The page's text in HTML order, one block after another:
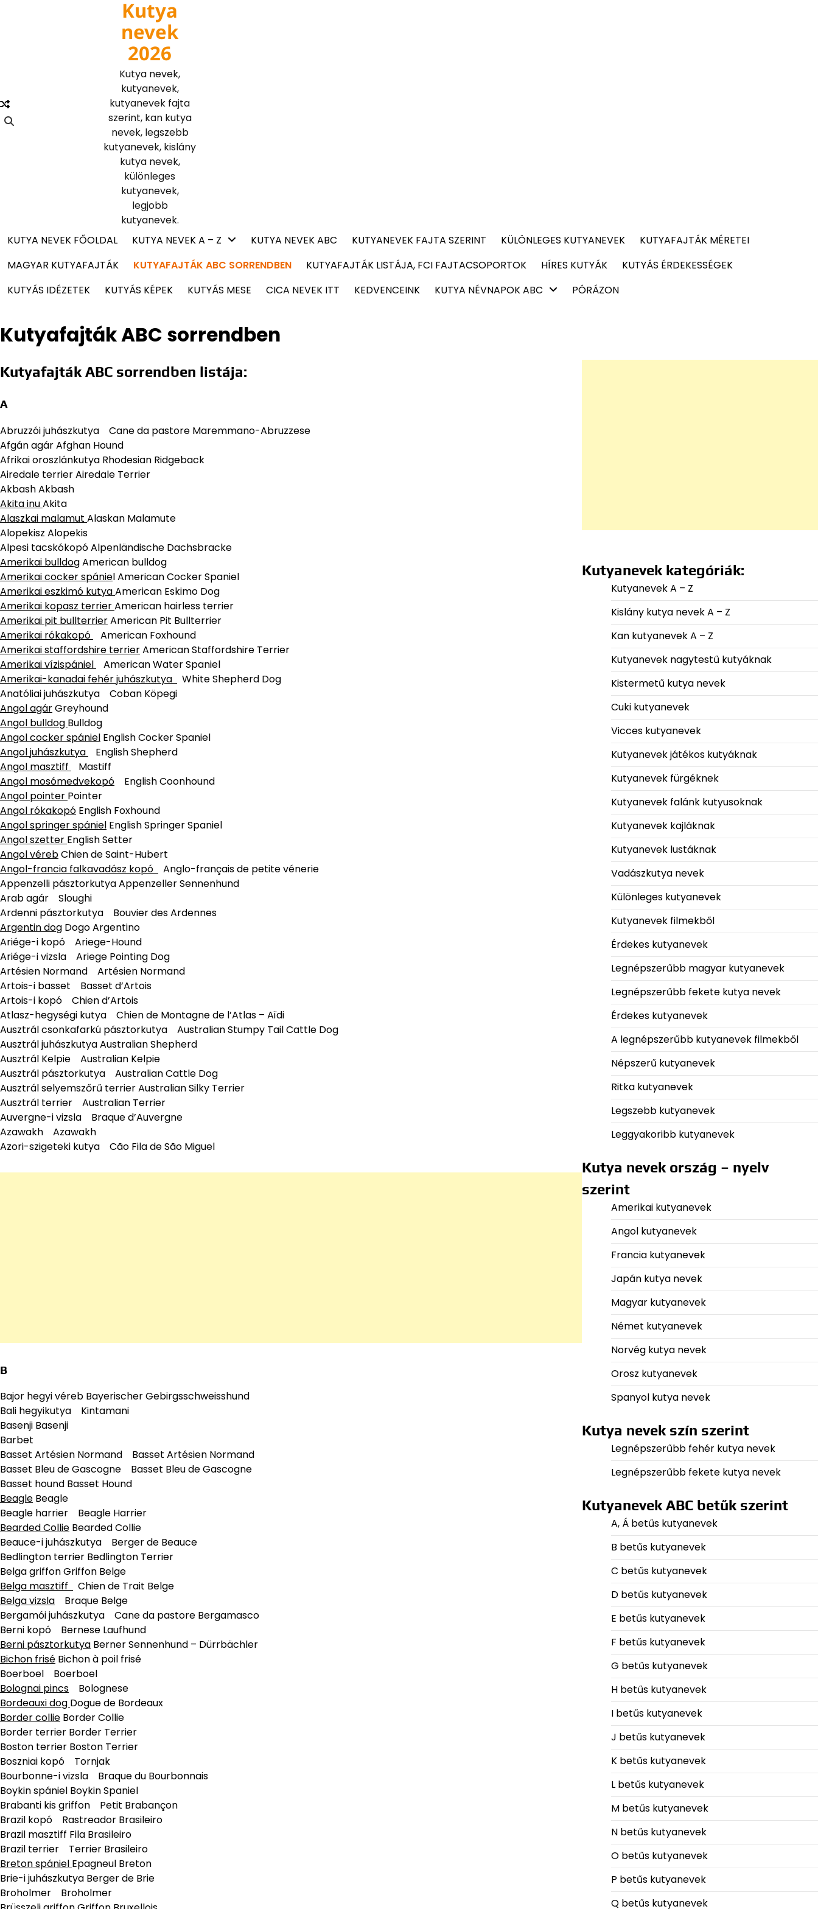
Kutya
nevek
2026
Kutya nevek,
kutyanevek,
kutyanevek fajta
szerint, kan kutya
nevek, legszebb
kutyanevek, kislány
kutya nevek,
különleges
kutyanevek,
legjobb
kutyanevek.
KUTYA NEVEK FŐOLDAL
KUTYA NEVEK A – Z KUTYA NEVEK ABC KUTYANEVEK FAJTA SZERINT KÜLÖNLEGES KUTYANEVEK
KUTYAFAJTÁK MÉRETEI
MAGYAR KUTYAFAJTÁK
KUTYAFAJTÁK ABC SORRENDBEN KUTYAFAJTÁK LISTÁJA, FCI FAJTACSOPORTOK HÍRES KUTYÁK
KUTYÁS ÉRDEKESSÉGEK
KUTYÁS IDÉZETEK
KUTYÁS KÉPEK KUTYÁS MESE CICA NEVEK ITT KEDVENCEINK KUTYA NÉVNAPOK ABC PÓRÁZON
Kutyafajták ABC sorrendben
Kutyafajták ABC sorrendben listája:
A
Abruzzói juhászkutya Cane da pastore Maremmano-Abruzzese
Afgán agár Afghan Hound
Afrikai oroszlánkutya Rhodesian Ridgeback
Airedale terrier Airedale Terrier
Akbash Akbash
Akita inuAkita
Alaszkai malamut Alaskan Malamute
Alopekisz Alopekis
Alpesi tacskókopó Alpenländische Dachsbracke
Amerikai bulldogAmerican bulldog
Amerikai cocker spániel American Cocker Spaniel
Amerikai eszkimó kutyaAmerican Eskimo Dog
Amerikai kopasz terrierAmerican hairless terrier
Amerikai pit bullterrierAmerican Pit Bullterrier
Amerikai rókakopó
American Foxhound
Amerikai staffordshire terrierAmerican Staffordshire Terrier
Amerikai vízispániel
American Water Spaniel
Amerikai-kanadai fehér juhászkutya
White Shepherd Dog
Anatóliai juhászkutya Coban Köpegi
Angol agárGreyhound
Angol bulldog Bulldog
Angol cocker spániel English Cocker Spaniel
Angol juhászkutya
English Shepherd
Angol masztiff
Mastiff
Angol mosómedvekopó English Coonhound
Angol pointer Pointer
Angol rókakopó English Foxhound
Angol springer spániel English Springer Spaniel
Angol szetter English Setter
Angol vérebChien de Saint-Hubert
Angol-francia falkavadász kopó
Anglo-français de petite vénerie
Appenzelli pásztorkutya Appenzeller Sennenhund
Arab agár Sloughi
Ardenni pásztorkutya Bouvier des Ardennes
Argentin dog Dogo Argentino
Ariége-i kopó Ariege-Hound
Ariége-i vizsla Ariege Pointing Dog
Artésien Normand Artésien Normand
Artois-i basset Basset d’Artois
Artois-i kopó Chien d’Artois
Atlasz-hegységi kutya Chien de Montagne de l’Atlas – Aïdi
Ausztrál csonkafarkú pásztorkutya Australian Stumpy Tail Cattle Dog
Ausztrál juhászkutya Australian Shepherd
Ausztrál Kelpie Australian Kelpie
Ausztrál pásztorkutya Australian Cattle Dog
Ausztrál selyemszőrű terrier Australian Silky Terrier
Ausztrál terrier Australian Terrier
Auvergne-i vizsla Braque d’Auvergne
Azawakh Azawakh
Azori-szigeteki kutya Cão Fila de São Miguel
B
Bajor hegyi véreb Bayerischer Gebirgsschweisshund
Bali hegyikutya Kintamani
Basenji Basenji
Barbet
Basset Artésien Normand Basset Artésien Normand
Basset Bleu de Gascogne Basset Bleu de Gascogne
Basset hound Basset Hound
Beagle Beagle
Beagle harrier Beagle Harrier
Bearded Collie Bearded Collie
Beauce-i juhászkutya Berger de Beauce
Bedlington terrier Bedlington Terrier
Belga griffon Griffon Belge
Belga masztiff
Chien de Trait Belge
Belga vizsla Braque Belge
Bergamói juhászkutya Cane da pastore Bergamasco
Berni kopó Bernese Laufhund
Berni pásztorkutya Berner Sennenhund – Dürrbächler
Bichon frisé Bichon à poil frisé
Boerboel Boerboel
Bolognai pincs Bolognese
Bordeauxi dog Dogue de Bordeaux
Border collie Border Collie
Border terrier Border Terrier
Boston terrier Boston Terrier
Boszniai kopó Tornjak
Bourbonne-i vizsla Braque du Bourbonnais
Boykin spániel Boykin Spaniel
Brabanti kis griffon Petit Brabançon
Brazil kopó Rastreador Brasileiro
Brazil masztiff Fila Brasileiro
Brazil terrier Terrier Brasileiro
Breton spániel Epagneul Breton
Brie-i juhászkutya Berger de Brie
Broholmer Broholmer
Kutyanevek kategóriák:
Kutyanevek A – Z
Kislány kutya nevek A – Z
Kan kutyanevek A – Z
Kutyanevek nagytestű kutyáknak
Kistermetű kutya nevek
Cuki kutyanevek
Vicces kutyanevek
Kutyanevek játékos kutyáknak
Kutyanevek fürgéknek
Kutyanevek falánk kutyusoknak
Kutyanevek kajláknak
Kutyanevek lustáknak
Vadászkutya nevek
Különleges kutyanevek
Kutyanevek filmekből
Érdekes kutyanevek
Legnépszerűbb magyar kutyanevek
Legnépszerűbb fekete kutya nevek
Érdekes kutyanevek
A legnépszerűbb kutyanevek filmekből
Népszerű kutyanevek
Ritka kutyanevek
Legszebb kutyanevek
Leggyakoribb kutyanevek
Kutya nevek ország – nyelv
szerint
Amerikai kutyanevek
Angol kutyanevek
Francia kutyanevek
Japán kutya nevek
Magyar kutyanevek
Német kutyanevek
Norvég kutya nevek
Orosz kutyanevek
Spanyol kutya nevek
Kutya nevek szín szerint
Legnépszerűbb fehér kutya nevek
Legnépszerűbb fekete kutya nevek
Kutyanevek ABC betűk szerint
A, Á betűs kutyanevek
B betűs kutyanevek
C betűs kutyanevek
D betűs kutyanevek
E betűs kutyanevek
F betűs kutyanevek
G betűs kutyanevek
H betűs kutyanevek
I betűs kutyanevek
J betűs kutyanevek
K betűs kutyanevek
L betűs kutyanevek
M betűs kutyanevek
N betűs kutyanevek
O betűs kutyanevek
P betűs kutyanevek
Q betűs kutyanevek